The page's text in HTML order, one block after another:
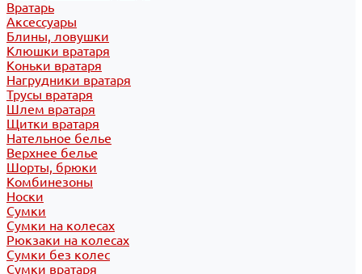
Вратарь
Аксессуары
Блины, ловушки
Клюшки вратаря
Коньки вратаря
Нагрудники вратаря
Трусы вратаря
Шлем вратаря
Щитки вратаря
Нательное белье
Верхнее белье
Шорты, брюки
Комбинезоны
Носки
Сумки
Сумки на колесах
Рюкзаки на колесах
Сумки без колес
Сумки вратаря